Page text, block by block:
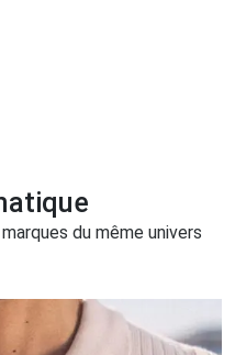
du même univers